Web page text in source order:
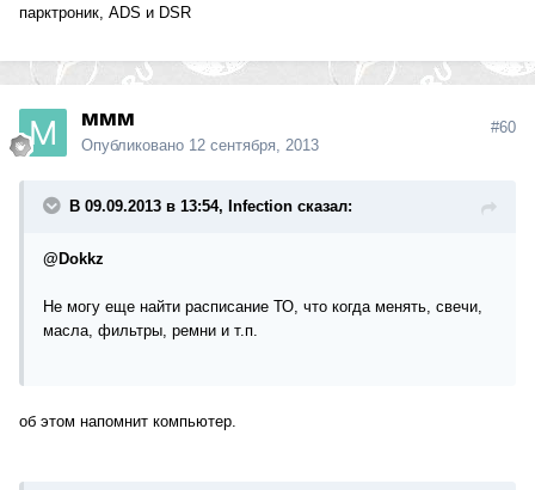
парктроник, ADS и DSR
ммм
Опубликовано 12 сентября, 2013
#60
В 09.09.2013 в 13:54, Infection сказал:
@Dokkz
Не могу еще найти расписание ТО, что когда менять, свечи,
масла, фильтры, ремни и т.п.
об этом напомнит компьютер.